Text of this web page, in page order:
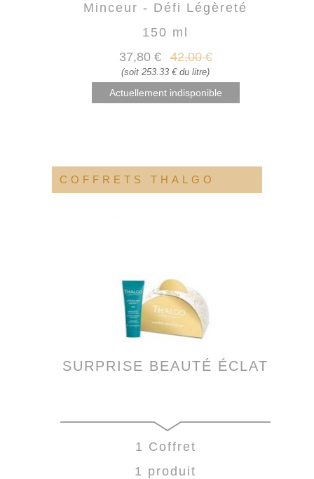
Minceur - Défi Légèreté
150 ml
37,80 € 42,00 €
(soit 253.33 € du litre)
Actuellement indisponible
COFFRETS THALGO
SURPRISE BEAUTÉ ÉCLAT
1 Coffret
1 produit